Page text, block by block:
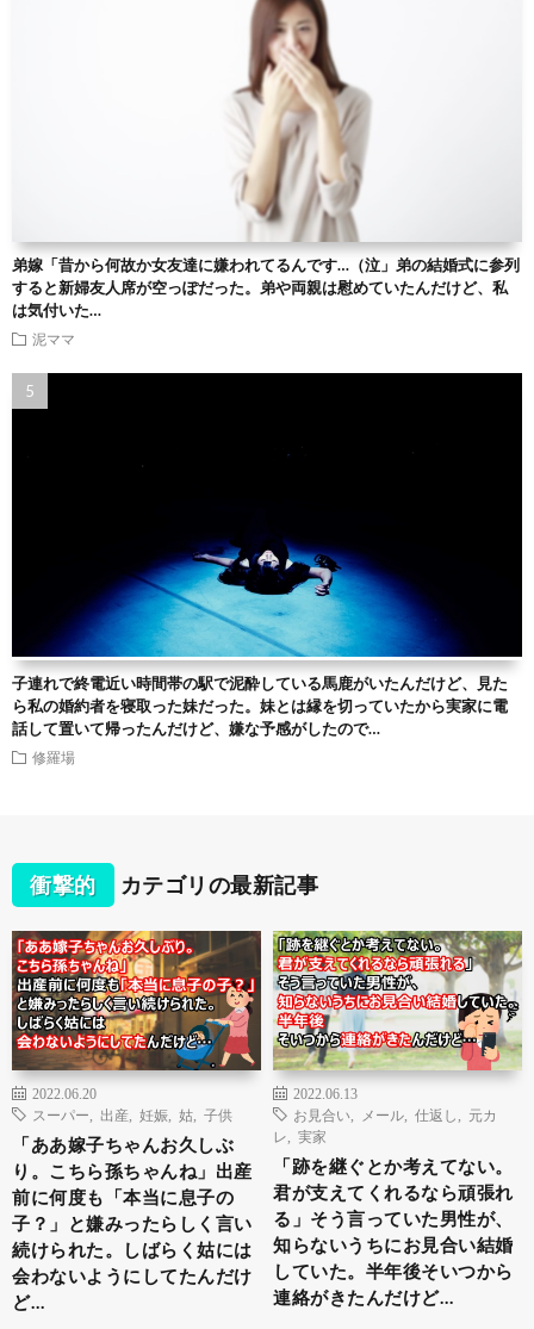
弟嫁「昔から何故か女友達に嫌われてるんです…（泣」弟の結婚式に参列
すると新婦友人席が空っぽだった。弟や両親は慰めていたんだけど、私
は気付いた…
泥ママ
子連れで終電近い時間帯の駅で泥酔している馬鹿がいたんだけど、見た
ら私の婚約者を寝取った妹だった。妹とは縁を切っていたから実家に電
話して置いて帰ったんだけど、嫌な予感がしたので…
修羅場
衝撃的 カテゴリの最新記事
2022.06.20
スーパー
出産 妊娠 姑 子供
「ああ嫁子ちゃんお久しぶ
り。こちら孫ちゃんね」出産
前に何度も「本当に息子の
子？」と嫌みったらしく言い
続けられた。しばらく姑には
会わないようにしてたんだけ
ど…
2022.06.13
お見合い
メール 仕返し
元カ
レ
実家
「跡を継ぐとか考えてない。
君が支えてくれるなら頑張れ
る」そう言っていた男性が、
知らないうちにお見合い結婚
していた。半年後そいつから
連絡がきたんだけど…